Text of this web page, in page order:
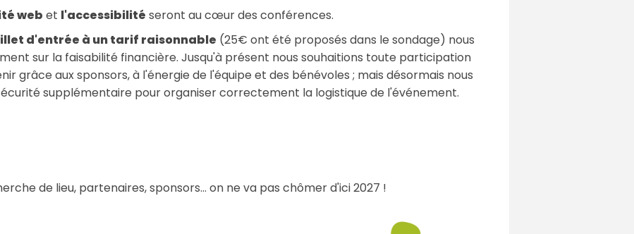
web et l'accessibilité seront au cœur des conférences.
d'entrée à un tarif raisonnable (25€ ont été proposés dans le sondage) nous
sur la faisabilité financière. Jusqu'à présent nous souhaitions toute participation
grâce aux sponsors, à l'énergie de l'équipe et des bénévoles ; mais désormais nous
supplémentaire pour organiser correctement la logistique de l'événement.
de lieu, partenaires, sponsors... on ne va pas chômer d'ici 2027 !